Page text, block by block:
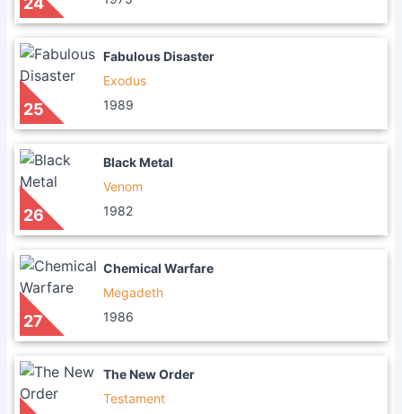
25
Fabulous Disaster
Exodus
1989
26
Black Metal
Venom
1982
27
Chemical Warfare
Megadeth
1986
The New Order
Testament